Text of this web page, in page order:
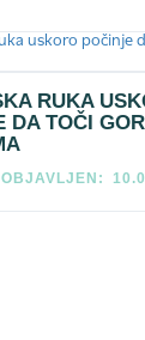
RUKA
DA TOČI